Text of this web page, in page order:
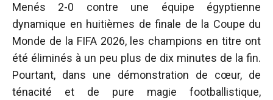
Menés 2-0 contre une équipe égyptienne
dynamique en huitièmes de finale de la Coupe du
Monde de la FIFA 2026, les champions en titre ont
été éliminés à un peu plus de dix minutes de la fin.
Pourtant, dans une démonstration de cœur, de
ténacité et de pure magie footballistique,